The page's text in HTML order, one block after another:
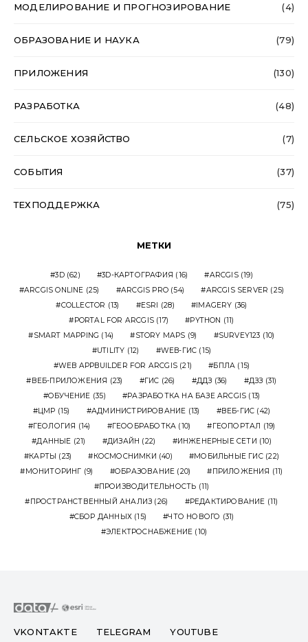
МОДЕЛИРОВАНИЕ И ПРОГНОЗИРОВАНИЕ (4)
ОБРАЗОВАНИЕ И НАУКА (79)
ПРИЛОЖЕНИЯ (130)
РАЗРАБОТКА (48)
СЕЛЬСКОЕ ХОЗЯЙСТВО (7)
СОБЫТИЯ (37)
ТЕХПОДДЕРЖКА (75)
МЕТКИ
3D(62) 3D-КАРТОГРАФИЯ (16) ARCGIS(19)
ARCGIS ONLINE (25) ARCGIS PRO (54) ARCGIS SERVER (25)
COLLECTOR (13) ESRI (28) IMAGERY (36)
PORTAL FOR ARCGIS (17) PYTHON (11)
SMART MAPPING (14) STORY MAPS (9) SURVEY123 (10)
UTILITY (12) WEB-ГИС (15)
WEB APPBUILDER FOR ARCGIS(21) БПЛА (15)
ВЕБ-ПРИЛОЖЕНИЯ (23) ГИС (26) ДДЗ (36) ДЗЗ (31)
ОБУЧЕНИЕ (35) РАЗРАБОТКА НА БАЗЕ ARCGIS (13)
ЦМР (15) АДМИНИСТРИРОВАНИЕ (13) ВЕБ-ГИС (42)
ГЕОЛОГИЯ (14) ГЕООБРАБОТКА (10) ГЕОПОРТАЛ (19)
ДАННЫЕ (21) ДИЗАЙН (22) ИНЖЕНЕРНЫЕ СЕТИ (10)
КАРТЫ (23) КОСМОСНИМКИ (40) МОБИЛЬНЫЕ ГИС(22)
МОНИТОРИНГ (9) ОБРАЗОВАНИЕ (20) ПРИЛОЖЕНИЯ (11)
ПРОИЗВОДИТЕЛЬНОСТЬ (11)
ПРОСТРАНСТВЕННЫЙ АНАЛИЗ (26) РЕДАКТИРОВАНИЕ (11)
СБОР ДАННЫХ (15) ЧТО НОВОГО (31)
ЭЛЕКТРОСНАБЖЕНИЕ (10)
VKONTAKTE TELEGRAM YOUTUBE